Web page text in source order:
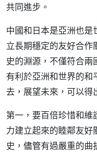
共同進步。
中國和日本是亞洲也是
立長期穩定的友好合作
史的淵源，不僅符合
有利於亞洲和世界的和
去，展望未來，可以得
第一，要百倍珍惜和
力建立起來的睦鄰友好
史，儘管有過嚴重的